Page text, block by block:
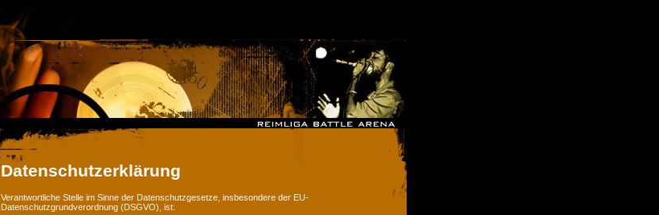
Datenschutzerklärung
Verantwortliche Stelle im Sinne der Datenschutzgesetze, insbesondere der EU-
Datenschutzgrundverordnung (DSGVO), ist: